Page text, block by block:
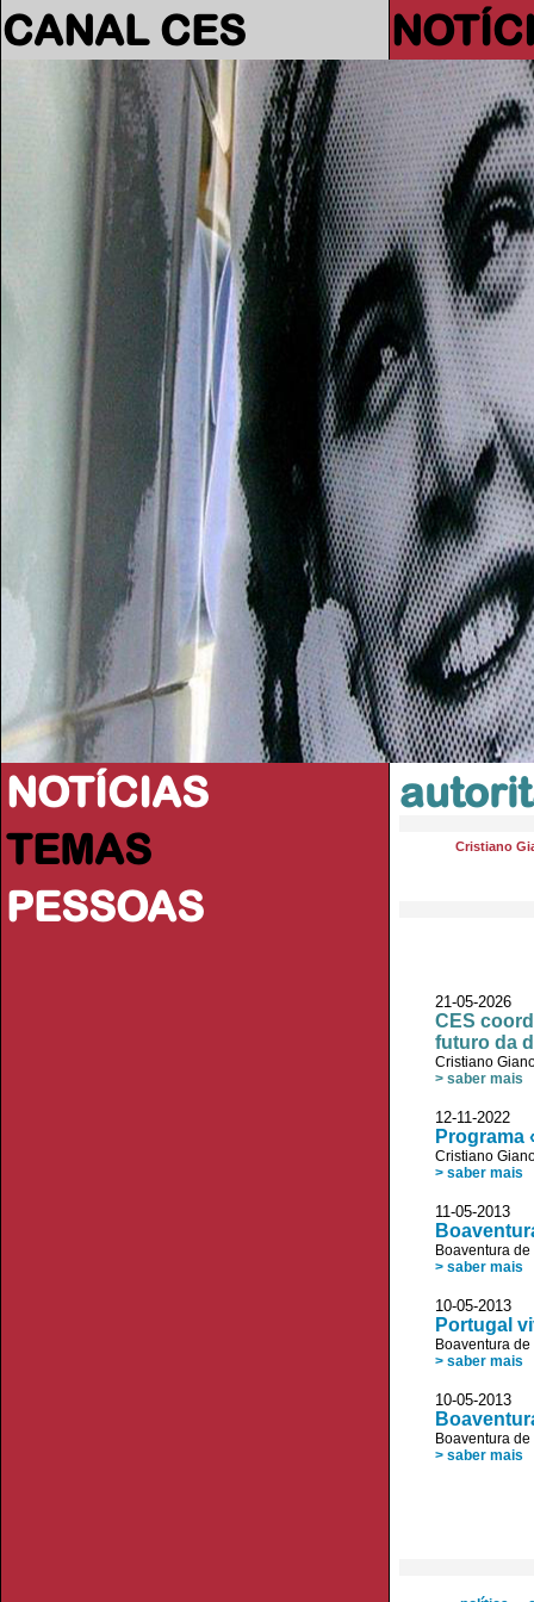
CANAL CES
NOTÍCIAS
TEMAS
PESSOAS
Cristiano
21-05-
CES
futuro da
Cristiano
> saber mais
12-11-
Programa
Cristiano
> saber mais
11-05-
Boaventura
> saber mais
10-05-
Portugal
Boaventura
> saber mais
10-05-2013
Boaventura
> saber mais